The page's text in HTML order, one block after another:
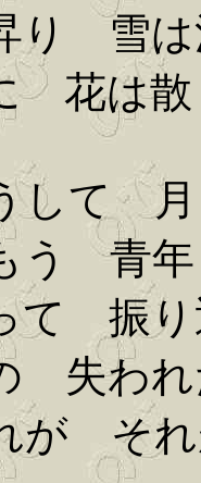
雪は
は散
て 月
青年
振り
失われ
それ